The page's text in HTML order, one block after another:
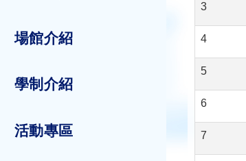
場館介紹
學制介紹
活動專區
3
4
5
6
7